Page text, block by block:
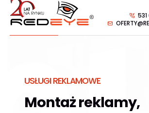
531
USŁUGI REKLAMOWE
Montaż reklamy,